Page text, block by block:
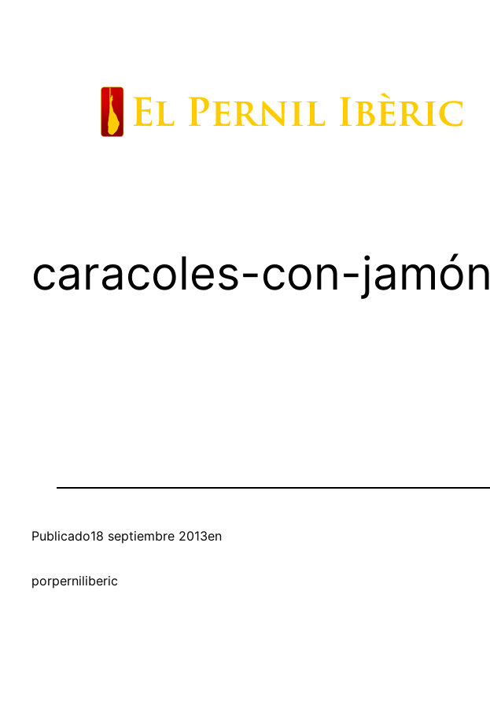
caracoles-con-jamón
Publicado18 septiembre 2013en
porperniliberic